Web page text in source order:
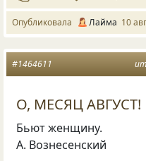
Опубликовала Лайма 10
#1464611
О, МЕСЯЦ АВГУСТ!
Бьют женщину.
А. Вознесенский